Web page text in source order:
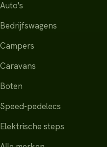
Auto's
Bedrijfswagens
Campers
Caravans
Boten
Speed-pedelecs
Elektrische steps